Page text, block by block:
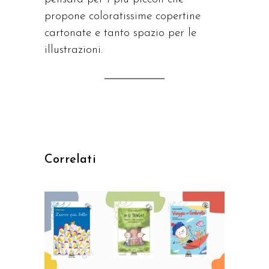
propone coloratissime copertine
cartonate e tanto spazio per le
illustrazioni.
Correlati